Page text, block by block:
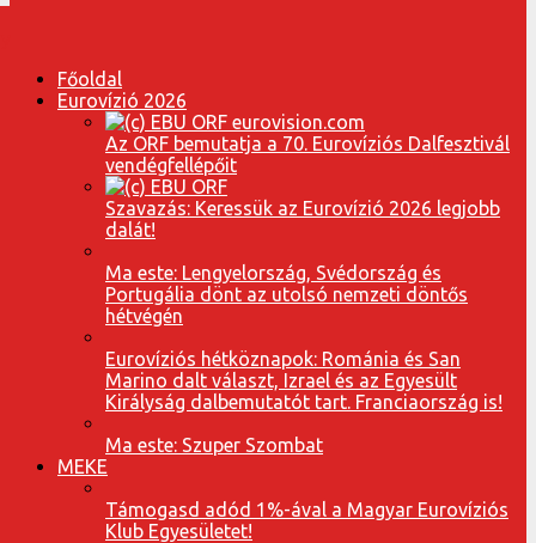
Főoldal
Eurovízió 2026
Az ORF bemutatja a 70. Eurovíziós Dalfesztivál
vendégfellépőit
Szavazás: Keressük az Eurovízió 2026 legjobb
dalát!
Ma este: Lengyelország, Svédország és
Portugália dönt az utolsó nemzeti döntős
hétvégén
Eurovíziós hétköznapok: Románia és San
Marino dalt választ, Izrael és az Egyesült
Királyság dalbemutatót tart. Franciaország is!
Ma este: Szuper Szombat
MEKE
Támogasd adód 1%-ával a Magyar Eurovíziós
Klub Egyesületet!